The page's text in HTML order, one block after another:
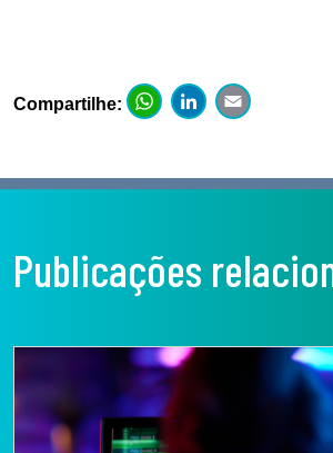
Compartilhe: WhatsApp
Publicações